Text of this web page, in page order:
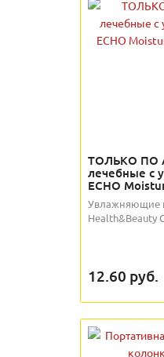
ТОЛЬКО ПО
лечебные с
ECHO
Увлажняющие
Health&Beauty
12.60 руб.